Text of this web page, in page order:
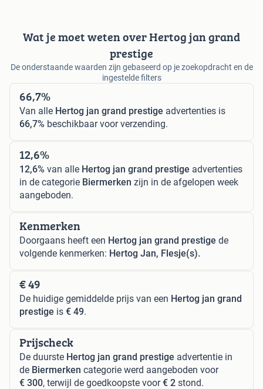
Wat je moet weten over Hertog jan grand
prestige
De onderstaande waarden zijn gebaseerd op je zoekopdracht en de
ingestelde filters
66,7%
Van alle Hertog jan grand prestige advertenties is
66,7% beschikbaar voor verzending.
12,6%
12,6% van alle Hertog jan grand prestige advertenties
in de categorie Biermerken zijn in de afgelopen week
aangeboden.
Kenmerken
Doorgaans heeft een Hertog jan grand prestige de
volgende kenmerken: Hertog Jan, Flesje(s).
€ 49
De huidige gemiddelde prijs van een Hertog jan grand
prestige is € 49.
Prijscheck
De duurste Hertog jan grand prestige advertentie in
de Biermerken categorie werd aangeboden voor
€ 300, terwijl de goedkoopste voor€ 2 stond.